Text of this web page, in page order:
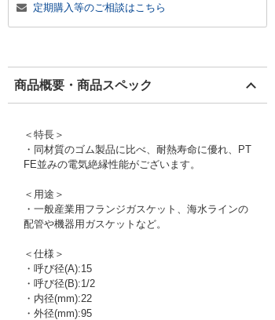
定期購入等のご相談はこちら
商品概要・商品スペック
＜特長＞
・同材質のゴム製品に比べ、耐熱寿命に優れ、PT
FE並みの電気絶縁性能がございます。
＜用途＞
・一般産業用フランジガスケット、海水ラインの
配管や機器用ガスケットなど。
＜仕様＞
・呼び径(A):15
・呼び径(B):1/2
・内径(mm):22
・外径(mm):95